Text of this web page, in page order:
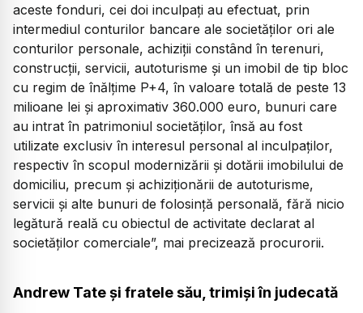
aceste fonduri, cei doi inculpați au efectuat, prin
intermediul conturilor bancare ale societăților ori ale
conturilor personale, achiziții constând în terenuri,
construcții, servicii, autoturisme și un imobil de tip bloc
cu regim de înălțime P+4, în valoare totală de peste 13
milioane lei și aproximativ 360.000 euro, bunuri care
au intrat în patrimoniul societăților, însă au fost
utilizate exclusiv în interesul personal al inculpaților,
respectiv în scopul modernizării și dotării imobilului de
domiciliu, precum și achiziționării de autoturisme,
servicii și alte bunuri de folosință personală, fără nicio
legătură reală cu obiectul de activitate declarat al
societăților comerciale”, mai precizează procurorii.
Andrew Tate și fratele său, trimiși în judecată